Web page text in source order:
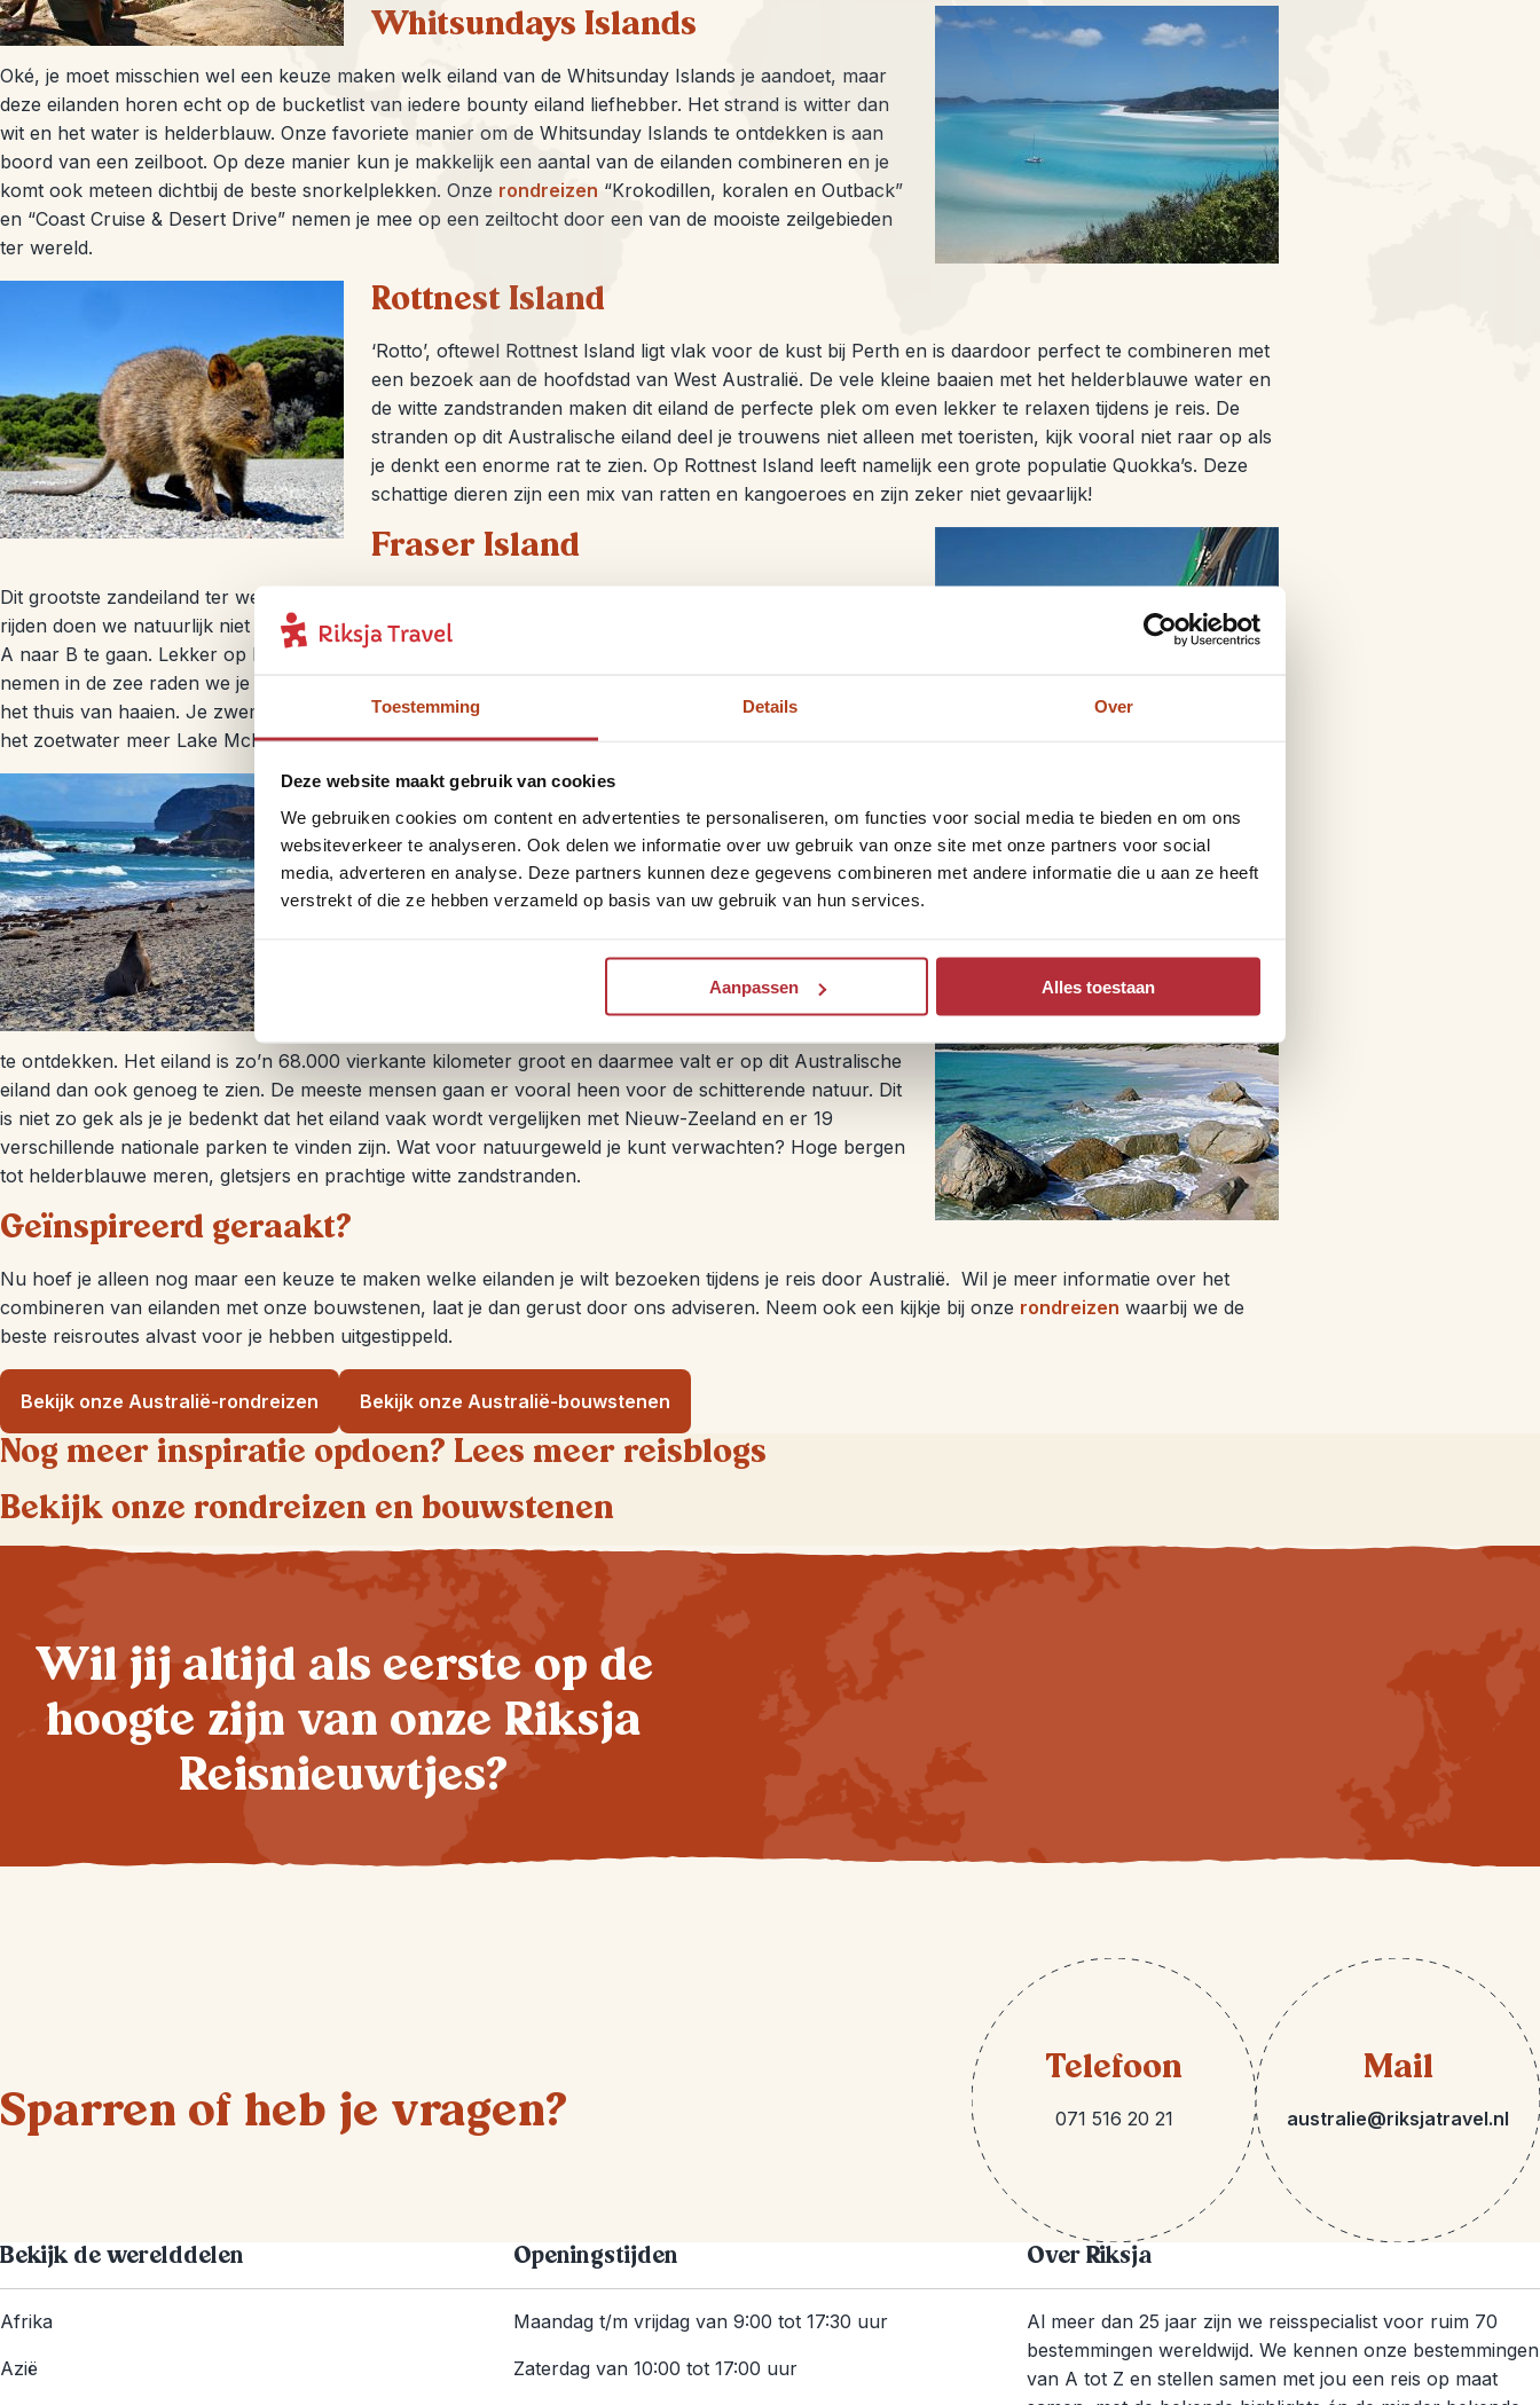
Toestemming Details Over
Deze website maakt gebruik van cookies
We gebruiken cookies om content en advertenties te personaliseren, om functies voor social media te bieden en om ons
websiteverkeer te analyseren. Ook delen we informatie over uw gebruik van onze site met onze partners voor social
media, adverteren en analyse. Deze partners kunnen deze gegevens combineren met andere informatie die u aan ze heeft
verstrekt of die ze hebben verzameld op basis van uw gebruik van hun services.
Aanpassen Alles toestaan
Whitsundays Islands
Oké, je moet misschien wel een keuze maken welk eiland van de Whitsunday Islands je aandoet, maar
deze eilanden horen echt op de bucketlist van iedere bounty eiland liefhebber. Het strand is witter dan
wit en het water is helderblauw. Onze favoriete manier om de Whitsunday Islands te ontdekken is aan
boord van een zeilboot. Op deze manier kun je makkelijk een aantal van de eilanden combineren en je
komt ook meteen dichtbij de beste snorkelplekken. Onze rondreizen “Krokodillen, koralen en Outback”
en “Coast Cruise & Desert Drive” nemen je mee op een zeiltocht door een van de mooiste zeilgebieden
ter wereld.
Rottnest Island
‘Rotto’, oftewel Rottnest Island ligt vlak voor de kust bij Perth en is daardoor perfect te combineren met
een bezoek aan de hoofdstad van West Australië. De vele kleine baaien met het helderblauwe water en
de witte zandstranden maken dit eiland de perfecte plek om even lekker te relaxen tijdens je reis. De
stranden op dit Australische eiland deel je trouwens niet alleen met toeristen, kijk vooral niet raar op als
je denkt een enorme rat te zien. Op Rottnest Island leeft namelijk een grote populatie Quokka’s. Deze
schattige dieren zijn een mix van ratten en kangoeroes en zijn zeker niet gevaarlijk!
Fraser Island
Dit grootste zandeiland ter wereld is het leukst om te ontdekken met een 4-wheel drive. En nee, dat
rijden doen we natuurlijk niet op een traditionele weg, de brede stranden worden gebruikt om van punt
A naar B te gaan. Lekker op het strand ontspannen is op eigen risico, maar zeker wel mogelijk. Een duik
nemen in de zee raden we je daarentegen zeker niet aan, de wateren rondom Fraser Island zijn namelijk
het thuis van haaien. Je zwemkleding kun je overigens ook op dit eiland zeker wel uit je koffer halen,
het zoetwater meer Lake Mckenzie is de perfecte plek om een duik te nemen.
Kangaroo Island
Heb je zin omwildlife te spotten? Dan is Kangaroo Island, zoals de naam van dit eiland al doet
vermoeden, de perfecte plek. Naast kangoeroes leeft hier een grote kolonie Australische zeeleeuwen
en zijn er veel koala’s en buidelratten te vinden. Ontdek Flinders National park met z’n vele
te ontdekken. Het eiland is zo’n 68.000 vierkante kilometer groot en daarmee valt er op dit Australische
eiland dan ook genoeg te zien. De meeste mensen gaan er vooral heen voor de schitterende natuur. Dit
is niet zo gek als je je bedenkt dat het eiland vaak wordt vergelijken met Nieuw-Zeeland en er 19
verschillende nationale parken te vinden zijn. Wat voor natuurgeweld je kunt verwachten? Hoge bergen
tot helderblauwe meren, gletsjers en prachtige witte zandstranden.
Geïnspireerd geraakt?
Nu hoef je alleen nog maar een keuze te maken welke eilanden je wilt bezoeken tijdens je reis door Australië. Wil je meer informatie over het
combineren van eilanden met onze bouwstenen, laat je dan gerust door ons adviseren. Neem ook een kijkje bij onze rondreizen waarbij we de
beste reisroutes alvast voor je hebben uitgestippeld.
Bekijk onze Australië-rondreizen Bekijk onze Australië-bouwstenen
Nog meer inspiratie opdoen? Lees meer reisblogs
Bekijk onze rondreizen en bouwstenen
Wil jij altijd als eerste op de
hoogte zijn van onze Riksja
Reisnieuwtjes?
Sparren of heb je vragen?
Telefoon
071 516 20 21
Mail
australie@riksjatravel.nl
Bekijk de werelddelen
Afrika
Azië
Openingstijden
Maandag t/m vrijdag van 9:00 tot 17:30 uur
Zaterdag van 10:00 tot 17:00 uur
Over Riksja
Al meer dan 25 jaar zijn we reisspecialist voor ruim 70
bestemmingen wereldwijd. We kennen onze bestemmingen
van A tot Z en stellen samen met jou een reis op maat